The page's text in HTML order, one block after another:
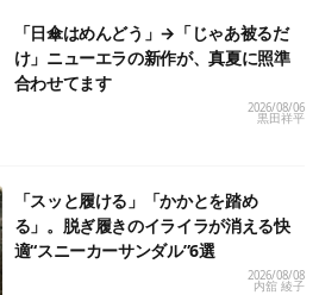
「日傘はめんどう」→「じゃあ被るだ
け」ニューエラの新作が、真夏に照準
合わせてます
2026/08/06
黒田祥平
「スッと履ける」「かかとを踏め
る」。脱ぎ履きのイライラが消える快
適“スニーカーサンダル”6選
2026/08/08
内舘 綾子